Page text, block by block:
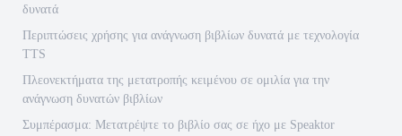
δυνατά
Περιπτώσεις χρήσης για ανάγνωση βιβλίων δυνατά με τεχνολογία
TTS
Πλεονεκτήματα της μετατροπής κειμένου σε ομιλία για την
ανάγνωση δυνατών βιβλίων
Συμπέρασμα: Μετατρέψτε το βιβλίο σας σε ήχο με Speaktor